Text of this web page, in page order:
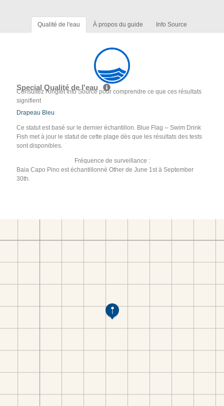
Qualité de l'eau À propos du guide Info Source
Special Qualité de l'eau
Consultez l'onglet Info Source pour comprendre ce que ces résultats
signifient
Drapeau Bleu
Ce statut est basé sur le dernier échantillon. Blue Flag -- Swim Drink
Fish met à jour le statut de cette plage dès que les résultats des tests
sont disponibles.
Fréquence de surveillance :
Baia Capo Pino est échantillonné Other de June 1st à September
30th.